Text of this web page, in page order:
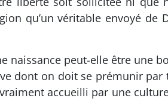
qu’un véritable envoyé de
naissance peut-elle être une
dont on doit se prémunir par
accueilli par une